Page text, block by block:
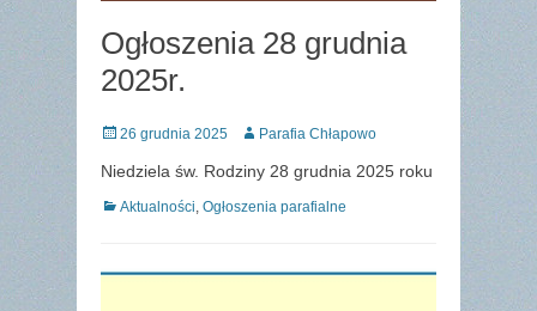
Ogłoszenia 28 grudnia
2025r.
Posted
26 grudnia 2025 Author
Parafia Chłapowo
Niedziela św. Rodziny 28 grudnia 2025 roku
Categories
Aktualności, Ogłoszenia parafialne